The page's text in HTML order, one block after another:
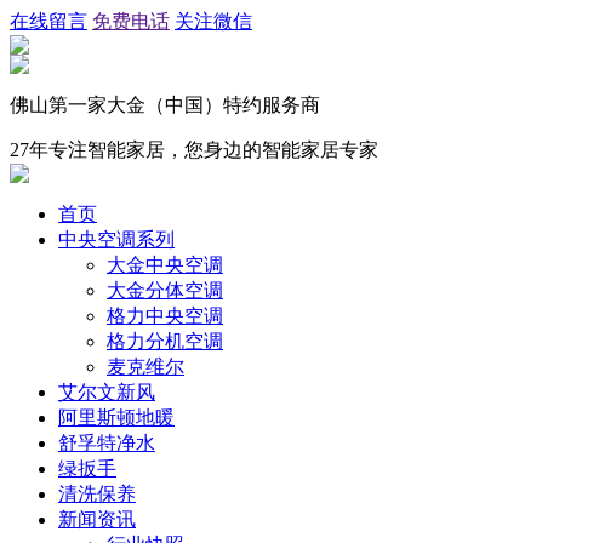
在线留言 免费电话 关注微信
佛山第一家大金（中国）特约服务商
27年专注智能家居，您身边的智能家居专家
首页
中央空调系列
大金中央空调
大金分体空调
格力中央空调
格力分机空调
麦克维尔
艾尔文新风
阿里斯顿地暖
舒孚特净水
绿扳手
清洗保养
新闻资讯